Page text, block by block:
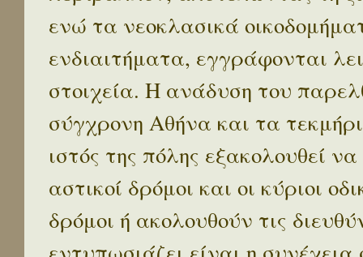
ενώ τα νεοκλασικά
ενδιαιτήματα, εγγράφονται
στοιχεία. Η ανάδυση του
σύγχρονη Αθήνα και τα
ιστός της πόλης εξακολουθεί
αστικοί δρόμοι και οι κύριοι
δρόμοι ή ακολουθούν τις